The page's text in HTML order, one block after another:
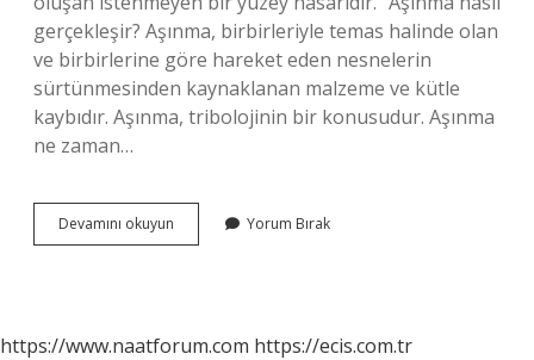
gerçekleşir? Aşınma, birbirleriyle temas halinde olan
ve birbirlerine göre hareket eden nesnelerin
sürtünmesinden kaynaklanan malzeme ve kütle
kaybıdır. Aşınma, tribolojinin bir konusudur. Aşınma
ne zaman…
Devamını okuyun
Evresi
Yorum Bırak
https://www.naatforum.com https://ecis.com.tr